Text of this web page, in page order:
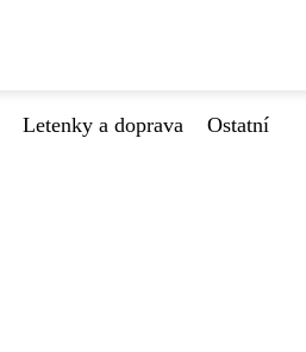
Letenky a doprava
Ostatní